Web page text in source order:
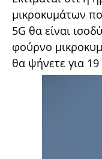
μικροκυμάτων
5G θα είναι
φούρνο
θα ψήνετε για